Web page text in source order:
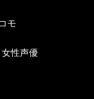
モ
女性声優